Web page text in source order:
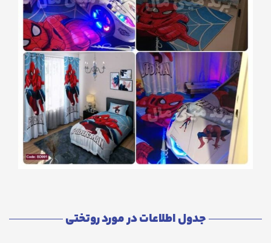
جدول اطلاعات در مورد روتختی